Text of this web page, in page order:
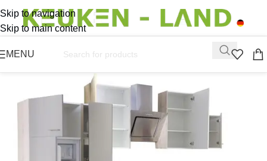
Skip to navigation
Skip to main content
MENU